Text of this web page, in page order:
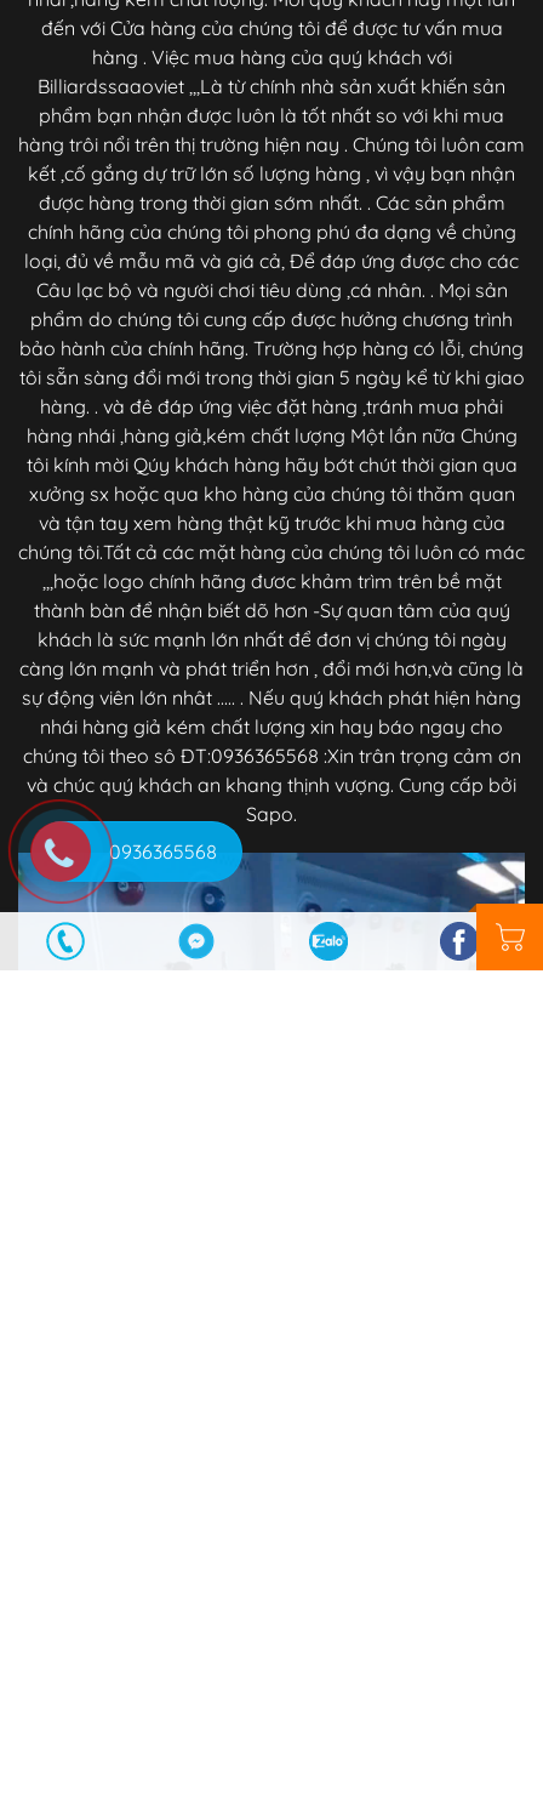
đến với Cửa hàng của chúng tôi để được tư vấn mua
hàng . Việc mua hàng của quý khách với
Billiardssaaoviet ,,,Là từ chính nhà sản xuất khiến sản
phẩm bạn nhận được luôn là tốt nhất so với khi mua
hàng trôi nổi trên thị trường hiện nay . Chúng tôi luôn cam
kết ,cố gắng dự trữ lớn số lượng hàng , vì vậy bạn nhận
được hàng trong thời gian sớm nhất. . Các sản phẩm
chính hãng của chúng tôi phong phú đa dạng về chủng
loại, đủ về mẫu mã và giá cả, Để đáp ứng được cho các
Câu lạc bộ và người chơi tiêu dùng ,cá nhân. . Mọi sản
phẩm do chúng tôi cung cấp được hưởng chương trình
bảo hành của chính hãng. Trường hợp hàng có lỗi, chúng
tôi sẵn sàng đổi mới trong thời gian 5 ngày kể từ khi giao
hàng. . và đê đáp ứng việc đặt hàng ,tránh mua phải
hàng nhái ,hàng giả,kém chất lượng Một lần nữa Chúng
tôi kính mời Qúy khách hàng hãy bớt chút thời gian qua
xưởng sx hoặc qua kho hàng của chúng tôi thăm quan
và tận tay xem hàng thật kỹ trước khi mua hàng của
chúng tôi.Tất cả các mặt hàng của chúng tôi luôn có mác
,,,hoặc logo chính hãng đươc khảm trìm trên bề mặt
thành bàn để nhận biết dõ hơn -Sự quan tâm của quý
khách là sức mạnh lớn nhất để đơn vị chúng tôi ngày
càng lớn mạnh và phát triển hơn , đổi mới hơn,và cũng là
sự động viên lớn nhât ..... . Nếu quý khách phát hiện hàng
nhái hàng giả kém chất lượng xin hay báo ngay cho
chúng tôi theo sô ĐT:0936365568 :Xin trân trọng cảm ơn
và chúc quý khách an khang thịnh vượng. Cung cấp bởi
Sapo.
0936365568